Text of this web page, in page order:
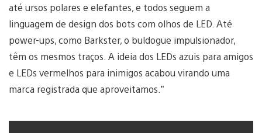
até ursos polares e elefantes, e todos seguem a
linguagem de design dos bots com olhos de LED. Até
power-ups, como Barkster, o buldogue impulsionador,
têm os mesmos traços. A ideia dos LEDs azuis para amigos
e LEDs vermelhos para inimigos acabou virando uma
marca registrada que aproveitamos.”